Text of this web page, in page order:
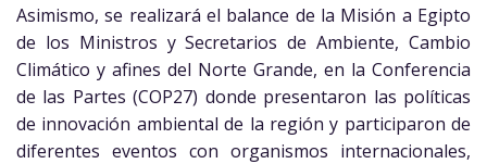
Asimismo, se realizará el balance de la Misión a Egipto
de los Ministros y Secretarios de Ambiente, Cambio
Climático y afines del Norte Grande, en la Conferencia
de las Partes (COP27) donde presentaron las políticas
de innovación ambiental de la región y participaron de
diferentes eventos con organismos internacionales,